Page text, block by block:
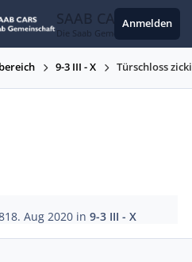
SAAB CARS
Die Saab Gemeinschaft
Anmelden
9-3 III - X Türschloss
18. Aug 2020 in9-3 III - X